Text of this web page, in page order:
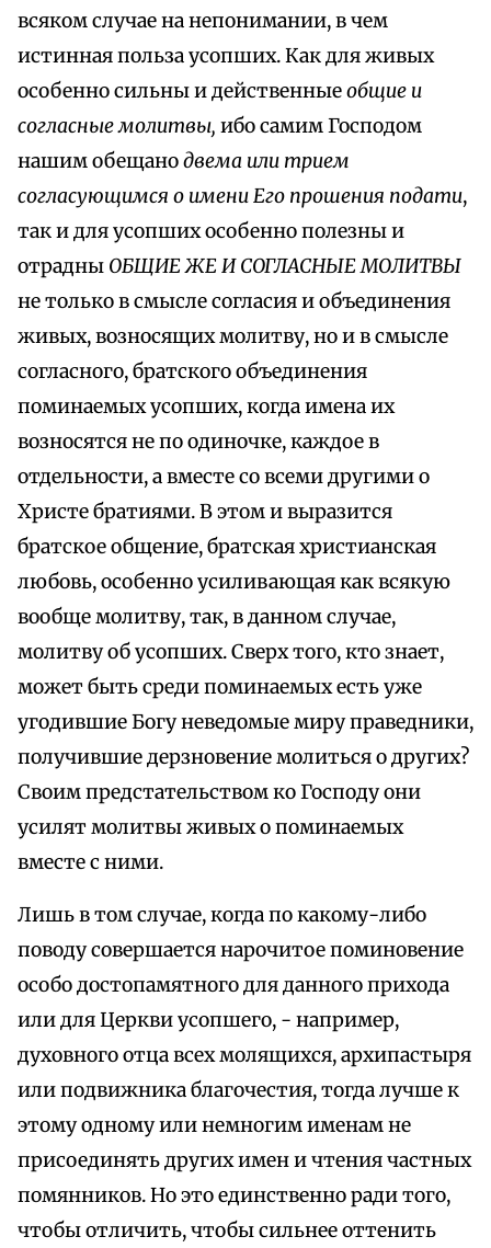
всяком случае на непонимании, в чем
истинная польза усопших. Как для живых
особенно сильны и действенныеобщие и
согласные молитвы, ибо самим Господом
нашим обещанодвема или трием
согласующимся о имени Его прошения подати,
так и для усопших особенно полезны и
отрадны ОБЩИЕ ЖЕ И СОГЛАСНЫЕ МОЛИТВЫ
не только в смысле согласия и объединения
живых, возносящих молитву, но и в смысле
согласного, братского объединения
поминаемых усопших, когда имена их
возносятся не по одиночке, каждое в
отдельности, а вместе со всеми другими о
Христе братиями. В этом и выразится
братское общение, братская христианская
любовь, особенно усиливающая как всякую
вообще молитву, так, в данном случае,
молитву об усопших. Сверх того, кто знает,
может быть среди поминаемых есть уже
угодившие Богу неведомые миру праведники,
получившие дерзновение молиться о других?
Своим предстательством ко Господу они
усилят молитвы живых о поминаемых
вместе с ними.
Лишь в том случае, когда по какому-либо
поводу совершается нарочитое поминовение
особо достопамятного для данного прихода
или для Церкви усопшего, - например,
духовного отца всех молящихся, архипастыря
или подвижника благочестия, тогда лучше к
этому одному или немногим именам не
присоединять других имен и чтения частных
помянников. Но это единственно ради того,
чтобы отличить, чтобы сильнее оттенить